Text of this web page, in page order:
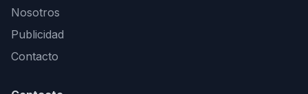
Nosotros
Publicidad
Contacto